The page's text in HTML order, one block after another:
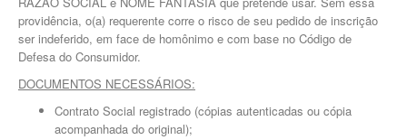
providência, o(a) requerente corre o risco de seu pedido de inscrição
ser indeferido, em face de homônimo e com base no Código de
Defesa do Consumidor.
DOCUMENTOS NECESSÁRIOS:
Contrato Social registrado (cópias autenticadas ou cópia
acompanhada do original);